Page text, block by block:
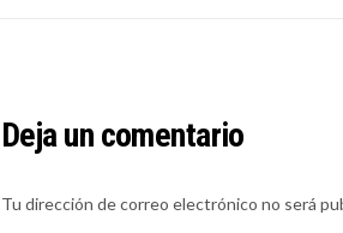
Deja un comentario
Tu dirección de correo electrónico no será